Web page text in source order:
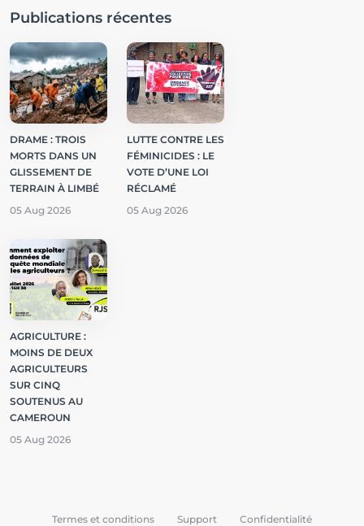
Publications récentes
DRAME : TROIS
MORTS DANS UN
GLISSEMENT DE
TERRAIN À LIMBÉ
05 Aug 2026
LUTTE CONTRE LES
FÉMINICIDES : LE
VOTE D’UNE LOI
RÉCLAMÉ
05 Aug 2026
AGRICULTURE :
MOINS DE DEUX
AGRICULTEURS
SUR CINQ
SOUTENUS AU
CAMEROUN
05 Aug 2026
Termes et conditions Support Confidentialité